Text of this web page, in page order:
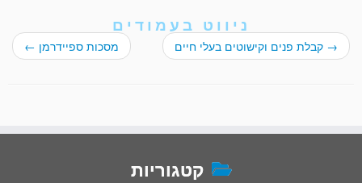
ניווט בעמודים
→ קבלת פנים וקישוטים בעלי חיים מסכות ספיידרמן ←
קטגוריות